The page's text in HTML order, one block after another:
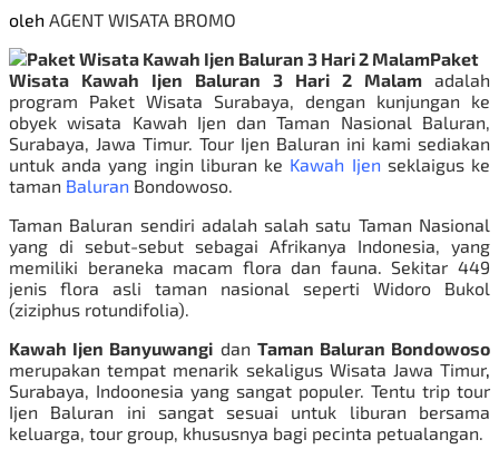
oleh AGENT WISATA BROMO
Paket
Wisata Kawah Ijen Baluran 3 Hari 2 Malam adalah
program Paket Wisata Surabaya, dengan kunjungan ke
obyek wisata Kawah Ijen dan Taman Nasional Baluran,
Surabaya, Jawa Timur. Tour Ijen Baluran ini kami sediakan
untuk anda yang ingin liburan ke Kawah Ijen seklaigus ke
taman Baluran Bondowoso.
Taman Baluran sendiri adalah salah satu Taman Nasional
yang di sebut-sebut sebagai Afrikanya Indonesia, yang
memiliki beraneka macam flora dan fauna. Sekitar 449
jenis flora asli taman nasional seperti Widoro Bukol
(ziziphus rotundifolia).
Kawah Ijen Banyuwangi dan Taman Baluran Bondowoso
merupakan tempat menarik sekaligus Wisata Jawa Timur,
Surabaya, Indoonesia yang sangat populer. Tentu trip tour
Ijen Baluran ini sangat sesuai untuk liburan bersama
keluarga, tour group, khususnya bagi pecinta petualangan.